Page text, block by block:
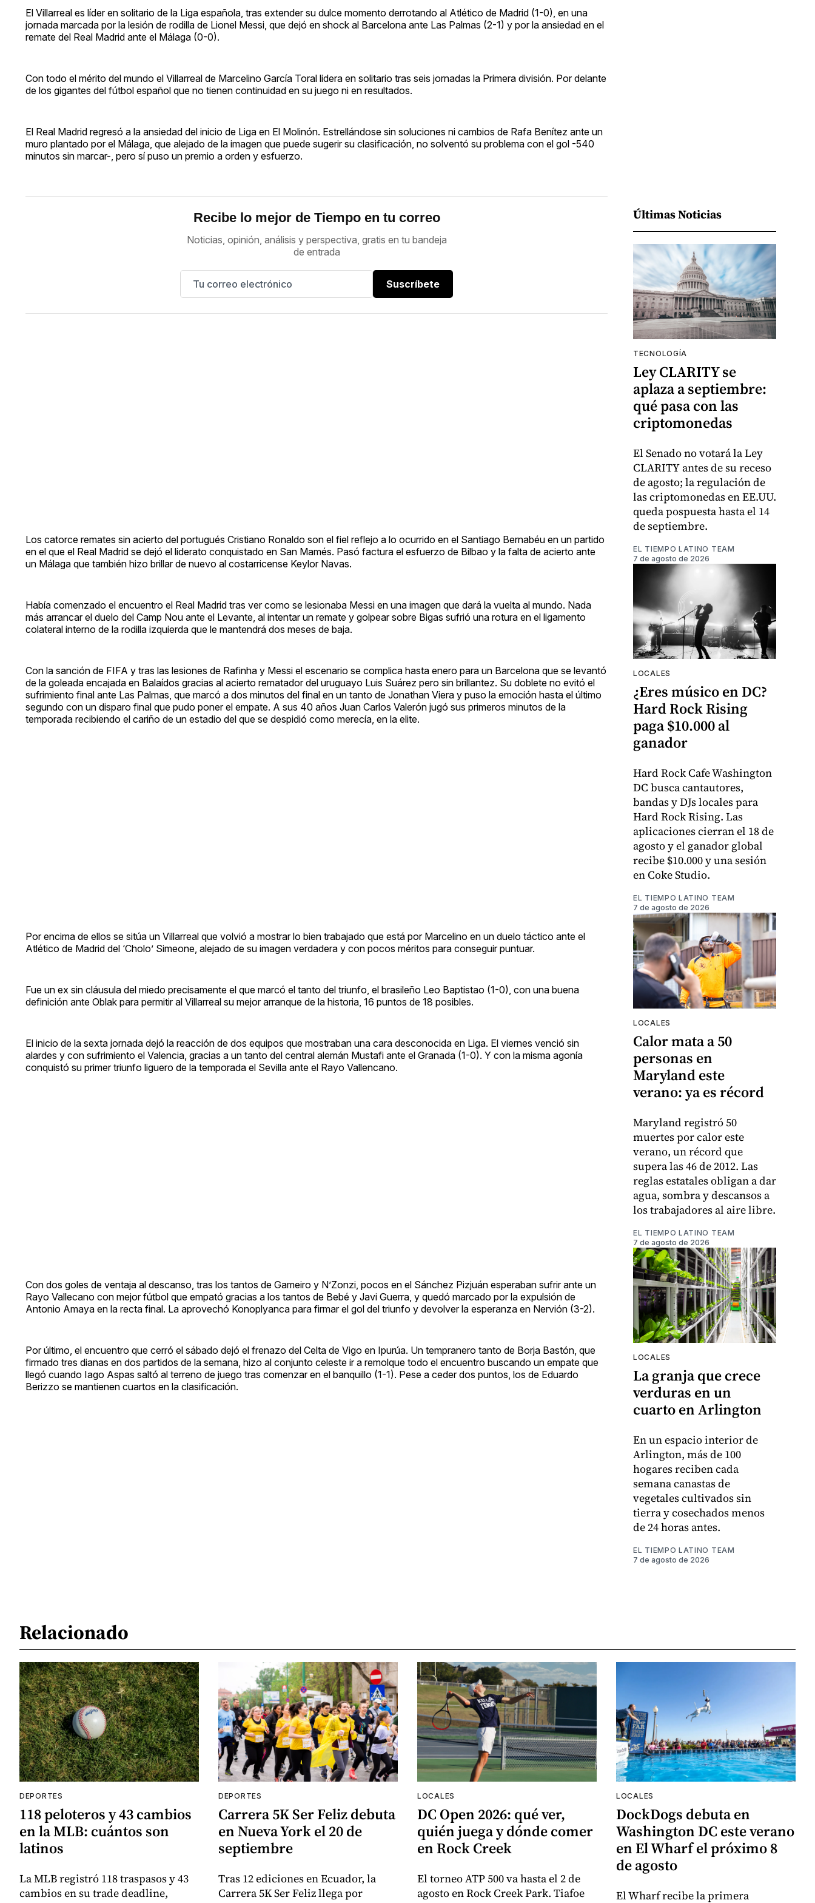
El Villarreal es líder en solitario de la Liga española, tras extender su dulce momento derrotando al Atlético de Madrid (1-0), en una
jornada marcada por la lesión de rodilla de Lionel Messi, que dejó en shock al Barcelona ante Las Palmas (2-1) y por la ansiedad en el
remate del Real Madrid ante el Málaga (0-0).
Con todo el mérito del mundo el Villarreal de Marcelino García Toral lidera en solitario tras seis jornadas la Primera división. Por delante
de los gigantes del fútbol español que no tienen continuidad en su juego ni en resultados.
El Real Madrid regresó a la ansiedad del inicio de Liga en El Molinón. Estrellándose sin soluciones ni cambios de Rafa Benítez ante un
muro plantado por el Málaga, que alejado de la imagen que puede sugerir su clasificación, no solventó su problema con el gol -540
minutos sin marcar-, pero sí puso un premio a orden y esfuerzo.
Recibe lo mejor de Tiempo en tu correo
Noticias, opinión, análisis y perspectiva, gratis en tu bandeja
de entrada
Suscríbete
Los catorce remates sin acierto del portugués Cristiano Ronaldo son el fiel reflejo a lo ocurrido en el Santiago Bernabéu en un partido
en el que el Real Madrid se dejó el liderato conquistado en San Mamés. Pasó factura el esfuerzo de Bilbao y la falta de acierto ante
un Málaga que también hizo brillar de nuevo al costarricense Keylor Navas.
Había comenzado el encuentro el Real Madrid tras ver como se lesionaba Messi en una imagen que dará la vuelta al mundo. Nada
más arrancar el duelo del Camp Nou ante el Levante, al intentar un remate y golpear sobre Bigas sufrió una rotura en el ligamento
colateral interno de la rodilla izquierda que le mantendrá dos meses de baja.
Con la sanción de FIFA y tras las lesiones de Rafinha y Messi el escenario se complica hasta enero para un Barcelona que se levantó
de la goleada encajada en Balaídos gracias al acierto rematador del uruguayo Luis Suárez pero sin brillantez. Su doblete no evitó el
sufrimiento final ante Las Palmas, que marcó a dos minutos del final en un tanto de Jonathan Viera y puso la emoción hasta el último
segundo con un disparo final que pudo poner el empate. A sus 40 años Juan Carlos Valerón jugó sus primeros minutos de la
temporada recibiendo el cariño de un estadio del que se despidió como merecía, en la elite.
Por encima de ellos se sitúa un Villarreal que volvió a mostrar lo bien trabajado que está por Marcelino en un duelo táctico ante el
Atlético de Madrid del ‘Cholo’ Simeone, alejado de su imagen verdadera y con pocos méritos para conseguir puntuar.
Fue un ex sin cláusula del miedo precisamente el que marcó el tanto del triunfo, el brasileño Leo Baptistao (1-0), con una buena
definición ante Oblak para permitir al Villarreal su mejor arranque de la historia, 16 puntos de 18 posibles.
El inicio de la sexta jornada dejó la reacción de dos equipos que mostraban una cara desconocida en Liga. El viernes venció sin
alardes y con sufrimiento el Valencia, gracias a un tanto del central alemán Mustafi ante el Granada (1-0). Y con la misma agonía
conquistó su primer triunfo liguero de la temporada el Sevilla ante el Rayo Vallencano.
Con dos goles de ventaja al descanso, tras los tantos de Gameiro y N’Zonzi, pocos en el Sánchez Pizjuán esperaban sufrir ante un
Rayo Vallecano con mejor fútbol que empató gracias a los tantos de Bebé y Javi Guerra, y quedó marcado por la expulsión de
Antonio Amaya en la recta final. La aprovechó Konoplyanca para firmar el gol del triunfo y devolver la esperanza en Nervión (3-2).
Por último, el encuentro que cerró el sábado dejó el frenazo del Celta de Vigo en Ipurúa. Un tempranero tanto de Borja Bastón, que
firmado tres dianas en dos partidos de la semana, hizo al conjunto celeste ir a remolque todo el encuentro buscando un empate que
llegó cuando Iago Aspas saltó al terreno de juego tras comenzar en el banquillo (1-1). Pese a ceder dos puntos, los de Eduardo
Berizzo se mantienen cuartos en la clasificación.
Últimas Noticias
TECNOLOGÍA
Ley CLARITY se
aplaza a septiembre:
qué pasa con las
criptomonedas
El Senado no votará la Ley
CLARITY antes de su receso
de agosto; la regulación de
las criptomonedas en EE.UU.
queda pospuesta hasta el 14
de septiembre.
EL TIEMPO LATINO TEAM
7 de agosto de 2026
LOCALES
¿Eres músico en DC?
Hard Rock Rising
paga $10.000 al
ganador
Hard Rock Cafe Washington
DC busca cantautores,
bandas y DJs locales para
Hard Rock Rising. Las
aplicaciones cierran el 18 de
agosto y el ganador global
recibe $10.000 y una sesión
en Coke Studio.
EL TIEMPO LATINO TEAM
7 de agosto de 2026
LOCALES
Calor mata a 50
personas en
Maryland este
verano: ya es récord
Maryland registró 50
muertes por calor este
verano, un récord que
supera las 46 de 2012. Las
reglas estatales obligan a dar
agua, sombra y descansos a
los trabajadores al aire libre.
EL TIEMPO LATINO TEAM
7 de agosto de 2026
LOCALES
La granja que crece
verduras en un
cuarto en Arlington
En un espacio interior de
Arlington, más de 100
hogares reciben cada
semana canastas de
vegetales cultivados sin
tierra y cosechados menos
de 24 horas antes.
EL TIEMPO LATINO TEAM
7 de agosto de 2026
Relacionado
DEPORTES
118 peloteros y 43 cambios
en la MLB: cuántos son
latinos
La MLB registró 118 traspasos y 43
cambios en su trade deadline,
DEPORTES
Carrera 5K Ser Feliz debuta
en Nueva York el 20 de
septiembre
Tras 12 ediciones en Ecuador, la
Carrera 5K Ser Feliz llega por
LOCALES
DC Open 2026: qué ver,
quién juega y dónde comer
en Rock Creek
El torneo ATP 500 va hasta el 2 de
agosto en Rock Creek Park. Tiafoe
LOCALES
DockDogs debuta en
Washington DC este verano
en El Wharf el próximo 8
de agosto
El Wharf recibe la primera